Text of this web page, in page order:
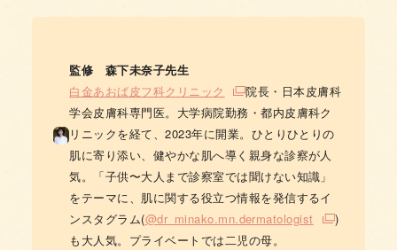
監修 森下未奈子先生
白金あおば皮フ科クリニック
院長・日本皮膚科
学会皮膚科専門医。大学病院勤務・都内皮膚科ク
リニックを経て、2023年に開業。ひとりひとりの
肌に寄り添い、健やかな肌へ導く親身な診察が人
気。「子供〜大人まで診察室では聞けない知識」
をテーマに、肌に関する役立つ情報を発信するイ
ンスタグラム(@dr_minako.mn.dermatologist
)
も大人気。プライベートでは二児の母。